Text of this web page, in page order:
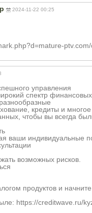
2024-11-22 00:25
управления
спектр финансовых
кредиты и многое
чтобы вы всегда
ваши индивидуальные
возможных рисков.
продуктов и
https://creditwave.ru/